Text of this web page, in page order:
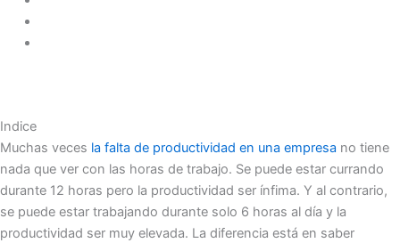
Indice
Muchas veces la falta de productividad en una empresa no tiene
nada que ver con las horas de trabajo. Se puede estar currando
durante 12 horas pero la productividad ser ínfima. Y al contrario,
se puede estar trabajando durante solo 6 horas al día y la
productividad ser muy elevada. La diferencia está en saber